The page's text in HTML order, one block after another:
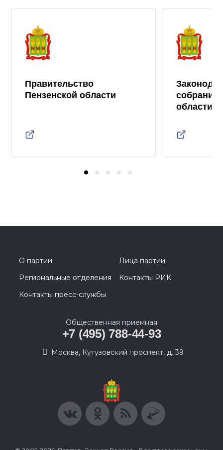
Правительство
Пензенской области
собрание
области
О партии
Лица партии
Региональные отделения
Контакты РИК
Контакты пресс-службы
Общественная приемная
+7 (495) 788-44-93
Москва, Кутузовский проспект, д. 39